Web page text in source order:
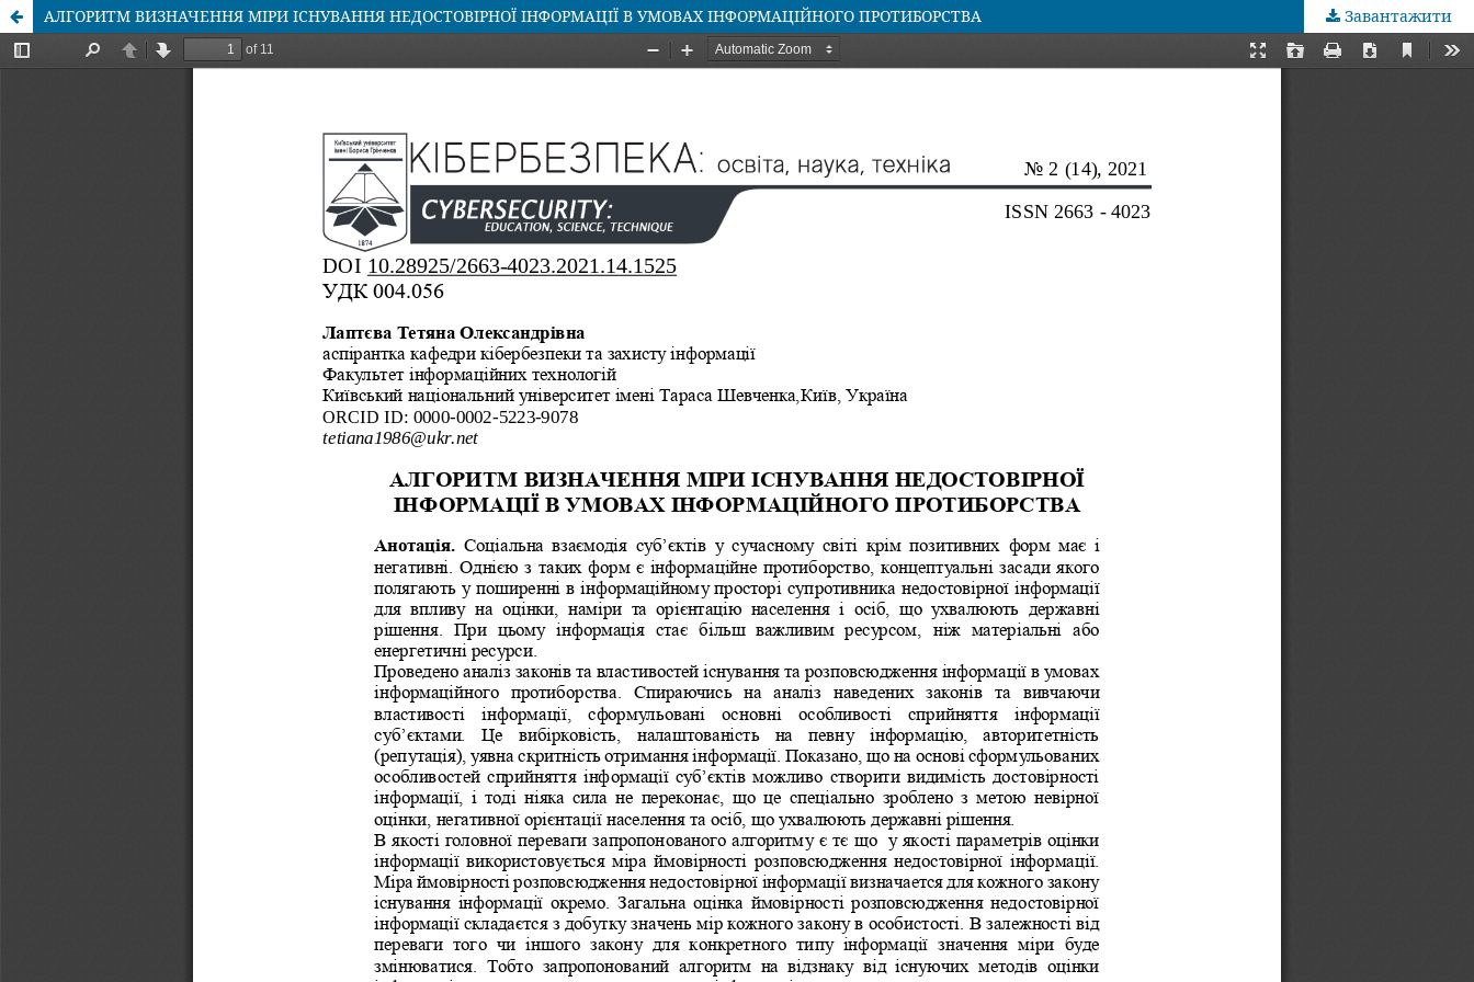
АЛГОРИТМ ВИЗНАЧЕННЯ МІРИ ІСНУВАННЯ НЕДОСТОВІРНОЇ ІНФОРМАЦІЇ В УМОВАХ ІНФОРМАЦІЙНОГО ПРОТИБОРСТВА Завантажити